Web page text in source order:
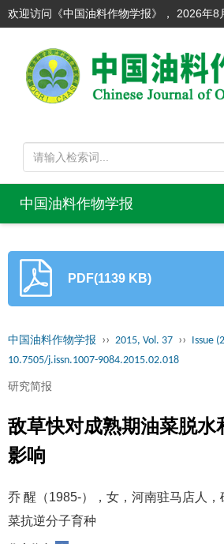
欢迎访问《中国油料作物学报》， 2026年8
中国油料作物学报
PDF(1139 KB)
中国油料作物学报 ›› 2015, Vol. 37 ›› Issue
10.7505/j.issn.1007-9084.2015.02.018
研究简报
敌草快对成熟期油菜脱水
影响
乔 醒（1985-），女，河南驻马店人
菜抗逆分子育种